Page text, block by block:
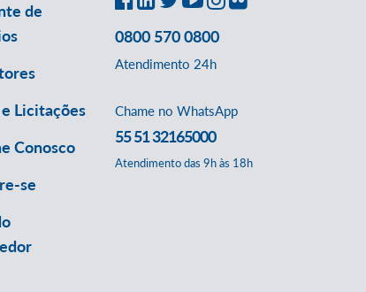
de
Licitações
Conosco
se
0800 570 0800
Atendimento 24h
Chame no WhatsApp
55 51 32165000
Atendimento das 9h às 18h